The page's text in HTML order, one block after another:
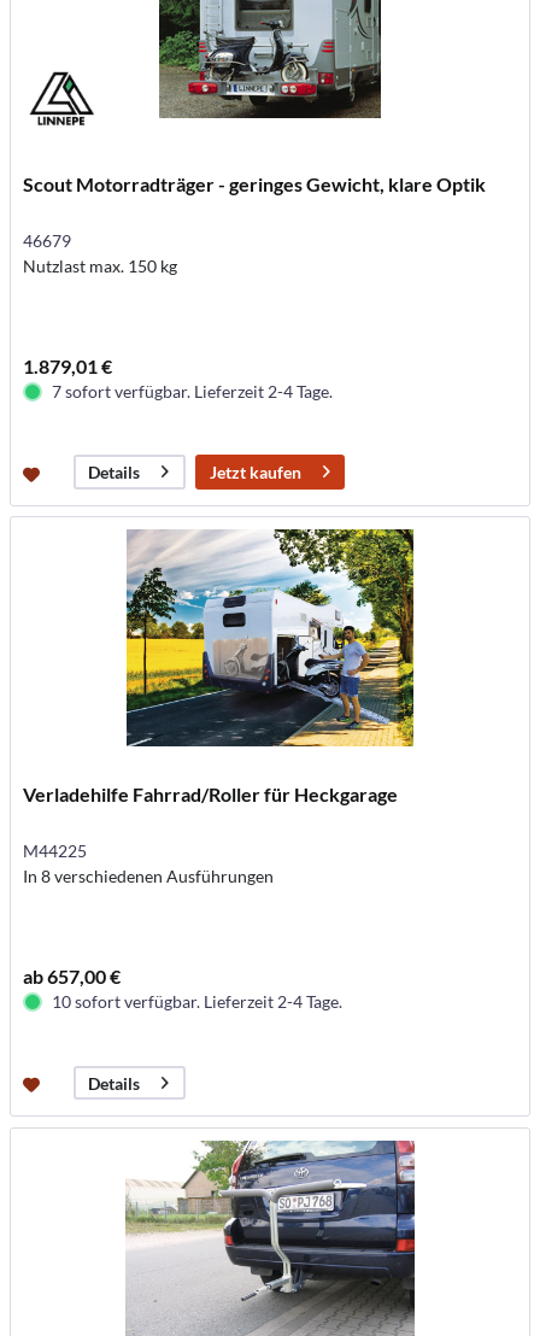
Scout Motorradträger - geringes Gewicht, klare Optik
46679
Nutzlast max. 150 kg
1.879,01 €
7 sofort verfügbar. Lieferzeit 2-4 Tage.
Details Jetzt kaufen
Verladehilfe Fahrrad/Roller für Heckgarage
M44225
In 8 verschiedenen Ausführungen
ab 657,00 €
10 sofort verfügbar. Lieferzeit 2-4 Tage.
Details